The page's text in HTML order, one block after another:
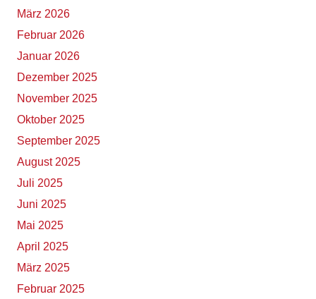
März 2026
Februar 2026
Januar 2026
Dezember 2025
November 2025
Oktober 2025
September 2025
August 2025
Juli 2025
Juni 2025
Mai 2025
April 2025
März 2025
Februar 2025